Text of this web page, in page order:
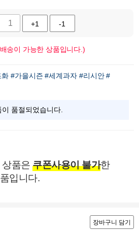
+1 -1
송이 가능한 상품입니다.)
화 #가을시즌 #세계과자 #리시안 #
이 품절되었습니다.
상품은 쿠폰사용이 불가한
입니다.
장바구니 담기